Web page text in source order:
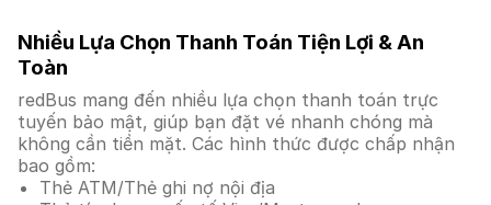
Nhiều Lựa Chọn Thanh Toán Tiện Lợi & An
Toàn
redBus mang đến nhiều lựa chọn thanh toán trực
tuyến bảo mật, giúp bạn đặt vé nhanh chóng mà
không cần tiền mặt. Các hình thức được chấp nhận
bao gồm:
Thẻ ATM/Thẻ ghi nợ nội địa